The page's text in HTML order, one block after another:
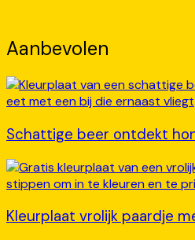
Aanbevolen
Schattige beer ontdekt
Kleurplaat vrolijk paardje